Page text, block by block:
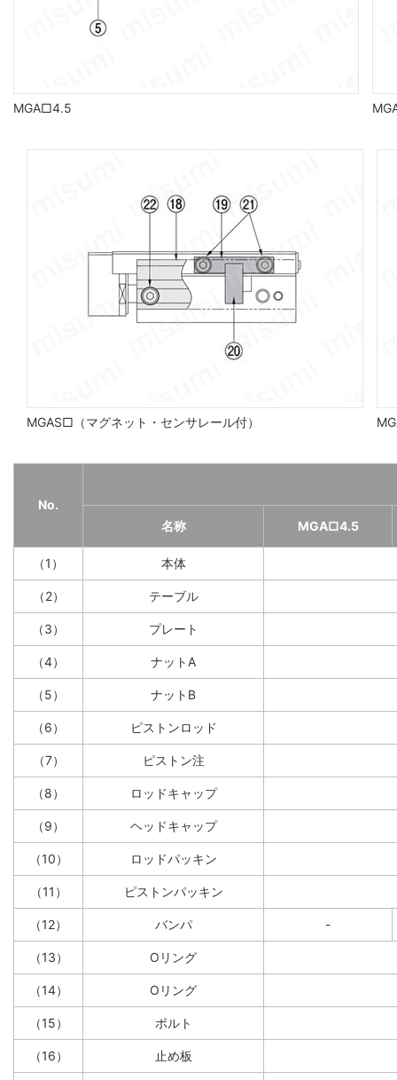
MGA□4.5
MGAS□（マグネット・センサレール付）
No.
名称
MGA□4.5
（1） 本体
（2） テーブル
（3） プレート
（4） ナットA
（5） ナットB
（6） ピストンロッド
（7） ピストン注
（8） ロッドキャップ
（9） ヘッドキャップ
（10） ロッドパッキン
（11） ピストンパッキン
（12） バンパ -
（13） Oリング
（14） Oリング
（15） ボルト
（16） 止め板